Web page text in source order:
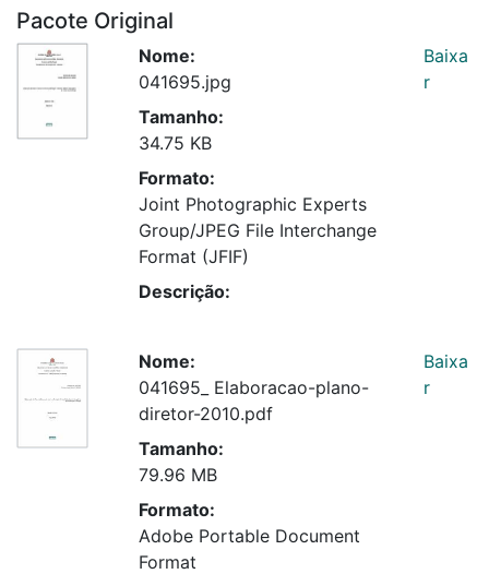
Pacote Original
Nome:
041695.jpg
Tamanho:
34.75 KB
Formato:
Joint Photographic Experts
Group/JPEG File Interchange
Format (JFIF)
Descrição:
Baixa
r
Nome:
041695_ Elaboracao-plano-
diretor-2010.pdf
Tamanho:
79.96 MB
Formato:
Adobe Portable Document
Format
Baixa
r